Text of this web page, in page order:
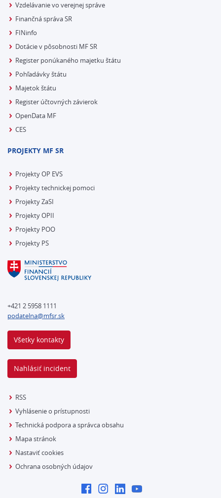
Vzdelávanie vo verejnej správe
Finančná správa SR
FINinfo
Dotácie v pôsobnosti MF SR
Register ponúkaného majetku štátu
Pohľadávky štátu
Majetok štátu
Register účtovných závierok
OpenData MF
CES
PROJEKTY MF SR
Projekty OP EVS
Projekty technickej pomoci
Projekty ZaSI
Projekty OPII
Projekty POO
Projekty PS
+421 2 5958 1111
podatelna@mfsr.sk
Všetky kontakty
Nahlásiť incident
RSS
Vyhlásenie o prístupnosti
Technická podpora a správca obsahu
Mapa stránok
Nastaviť cookies
Ochrana osobných údajov